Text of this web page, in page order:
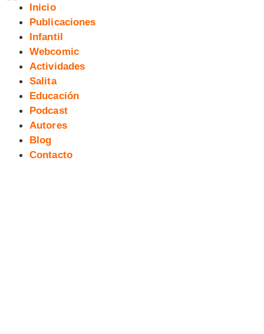
Inicio
Publicaciones
Infantil
Webcomic
Actividades
Salita
Educación
Podcast
Autores
Blog
Contacto